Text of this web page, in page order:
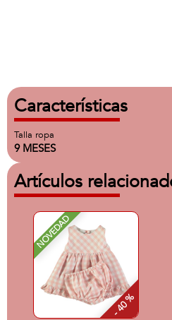
Características
Talla ropa
9 MESES
Artículos
NOVEDAD
- 40 %